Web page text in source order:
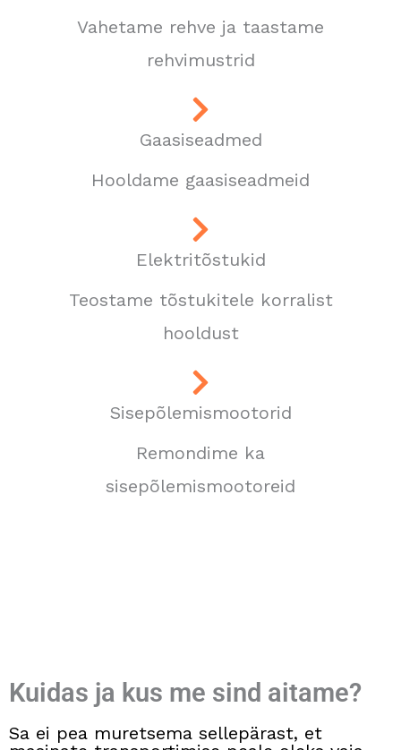
Vahetame rehve ja taastame
rehvimustrid
Gaasiseadmed
Hooldame gaasiseadmeid
Elektritõstukid
Teostame tõstukitele korralist
hooldust
Sisepõlemismootorid
Remondime ka
sisepõlemismootoreid
Kuidas ja kus me sind aitame?
Sa ei pea muretsema sellepärast, et